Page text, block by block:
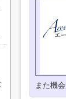
また機